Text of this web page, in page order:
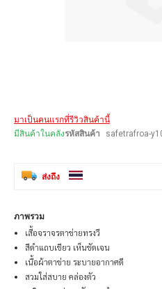
images
มาเป็นคนแรกที่รีวิวสินค้านี้
มีสินค้าในคลังรหัสสินค้า safetrafroa-
ส่งถึง
ภาพรวม
เสื้อจราจรตาข่ายทรงวี
สีดำแถบเขียว เห็นชัดเจน
เนื้อผ้าตาข่าย ระบายอากาศดี
สวมใส่สบาย คล่องตัว